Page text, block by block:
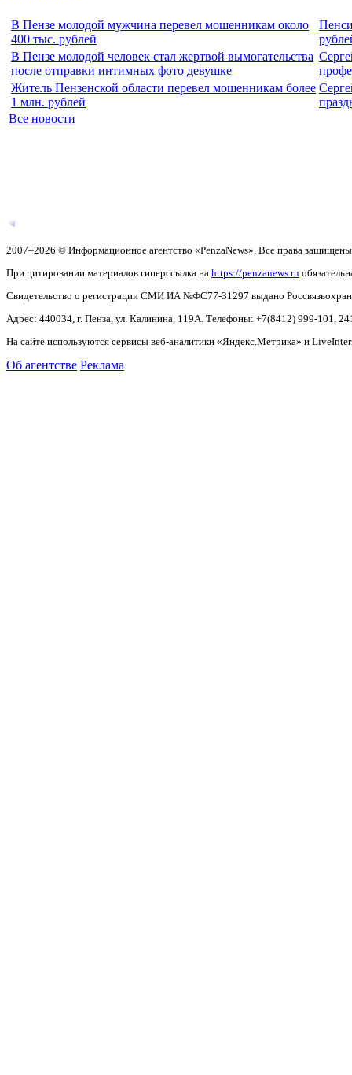
В Пензе молодой мужчина перевел мошенникам около
400 тыс. рублей
В Пензе молодой человек стал жертвой вымогательства
после отправки интимных фото девушке
Житель Пензенской области перевел мошенникам более
1 млн. рублей
Все новости
2007–2026 © Информационное агентство «PenzaNews». Все права
При цитировании материалов гиперссылка на https://penzanews.ru
Свидетельство о регистрации СМИ ИА №ФС77-31297 выдано
Адрес: 440034, г. Пенза, ул. Калинина, 119А. Телефоны: +7(8412) 999-101,
На сайте используются сервисы веб-аналитики «Яндекс.Метрика» и
Об агентстве Реклама